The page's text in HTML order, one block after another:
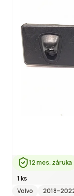
12 mes. záruka
1 ks
Volvo
2018